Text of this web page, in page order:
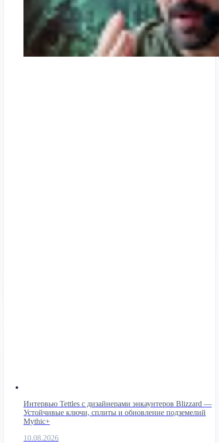
Интервью Tettles с дизайнерами энкаунтеров Blizzard —
Устойчивые ключи, сплиты и обновление подземелий
Mythic+
10.08.2026